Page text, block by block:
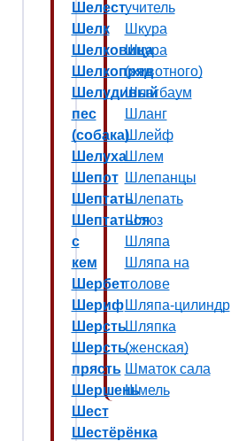
Шелест
Шелк
Шелковица
Шелкопряд
Шелудивый
пес
(собака)
Шелуха
Шепот
Шептать
Шептаться
с
кем
Шербет
Шериф
Шерсть
Шерсть
прясть
Шершень
Шест
Шестёрёнка
учитель
Шкура
Шкура
(животного)
Шлагбаум
Шланг
Шлейф
Шлем
Шлепанцы
Шлепать
Шлюз
Шляпа
Шляпа на
голове
Шляпа-цилиндр
Шляпка
(женская)
Шматок сала
Шмель